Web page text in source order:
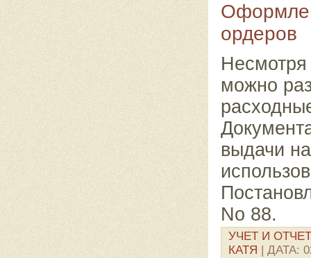
ордеров
Несмотря
можно
выдачи
Постанов
No 88.
УЧЕТ И
КАТЯ | ДАТА: